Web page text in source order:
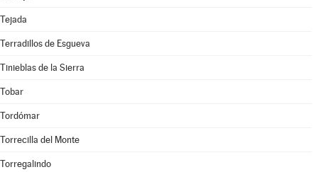
Tejada
Terradillos de Esgueva
Tinieblas de la Sierra
Tobar
Tordómar
Torrecilla del Monte
Torregalindo